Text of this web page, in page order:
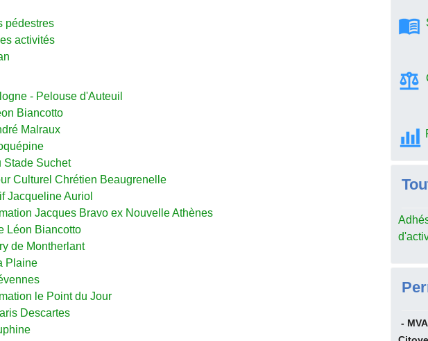
pédestres
activités
- Pelouse d'Auteuil
Biancotto
Malraux
Stade Suchet
Culturel Chrétien Beaugrenelle
Jacqueline Auriol
Jacques Bravo ex Nouvelle Athènes
Léon Biancotto
de Montherlant
Plaine
le Point du Jour
Descartes
-